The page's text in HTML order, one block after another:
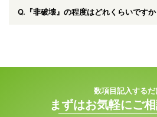
作成することは多くあります。弊社では
クリエイターが業務に携わっています。
お客さまが作る書籍の印刷サンプルに関
Q.『非破壊』の程度はどれくらいですか
おりますので、最も書籍にダメージを与
また、今までの経験より、書籍を拝見さ
書籍がスキャニング中に壊れてしまうか
ます。スキャニング中に破壊されてしま
数項目記入するだ
まずはお気軽にご